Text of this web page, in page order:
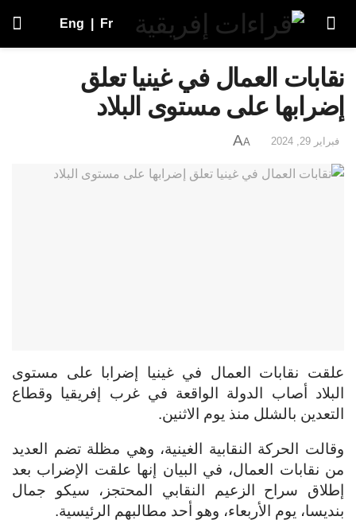
Eng Fr
نقابات العمال في غينيا تعلق
إضرابها على مستوى البلاد
فبراير 29, 2024 A
A
علقت نقابات العمال في غينيا إضرابا على مستوى
البلاد أصاب الدولة الواقعة في غرب إفريقيا وقطاع
التعدين بالشلل منذ يوم الاثنين.
وقالت الحركة النقابية الغينية، وهي مظلة تضم العديد
من نقابات العمال، في البيان إنها علقت الإضراب بعد
إطلاق سراح الزعيم النقابي المحتجز، سيكو جمال
بنديسا، يوم الأربعاء، وهو أحد مطالبهم الرئيسية.